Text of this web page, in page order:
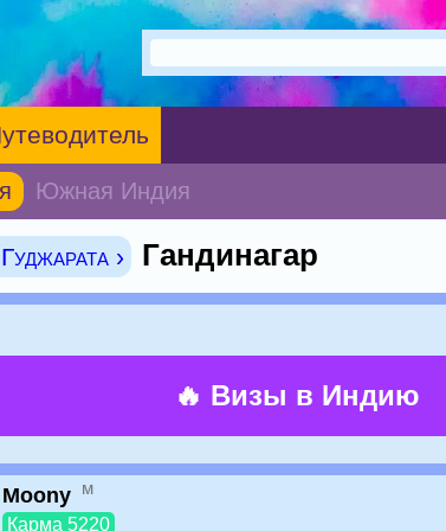
Южная Индия
› Гандинагар
🔥 Визы в Индию
Moony м
Карма 5220